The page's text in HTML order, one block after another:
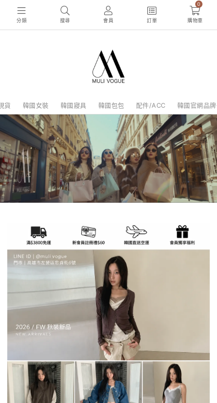
分類 搜尋 會員 訂單
0
購物車
貨 韓國女裝 韓國寢具 韓國包包 配件/ACC 韓國官網品